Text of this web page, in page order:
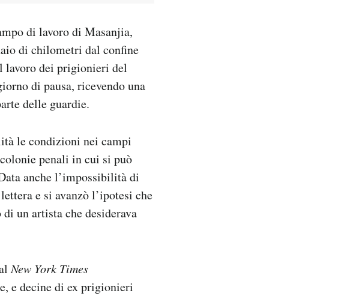
di lavoro di Masanjia,
di chilometri dal confine
lavoro dei prigionieri del
di pausa, ricevendo una
delle guardie.
le condizioni nei campi
penali in cui si può
anche l’impossibilità di
e si avanzò l’ipotesi che
un artista che desiderava
New York Times
e decine di ex prigionieri